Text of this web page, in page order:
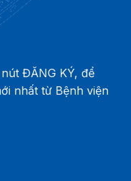
ĐĂNG KÝ, để
nhất từ Bệnh viện